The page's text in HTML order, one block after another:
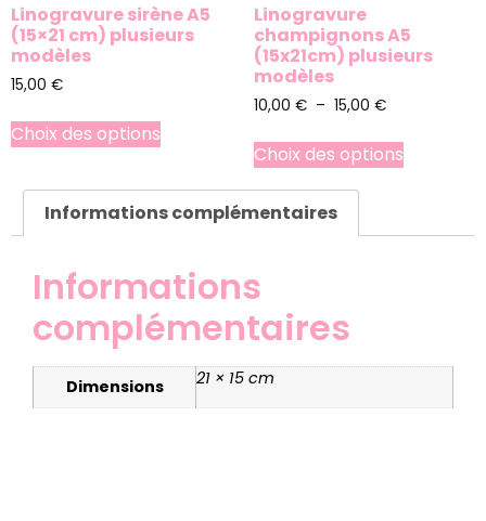
Linogravure sirène A5
(15×21 cm) plusieurs
modèles
15,00 €
Choix des options
Linogravure
champignons A5
(15x21cm) plusieurs
modèles
10,00 € – 15,00 €
Choix des options
Informations complémentaires
Informations
complémentaires
Dimensions 21 × 15 cm